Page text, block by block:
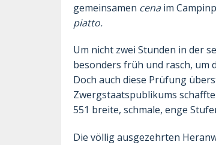
gemeinsamen cenaim
piatto.
Um nicht zwei Stunden in der
besonders früh und rasch, um
Doch auch diese Prüfung
Zwergstaatspublikums
551 breite, schmale, enge
Die völlig ausgezehrten